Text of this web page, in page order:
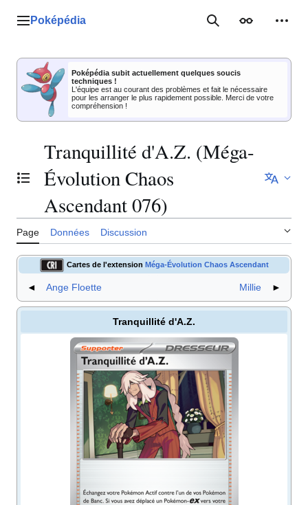
Menu principal
Poképédia RechercherApparence
Poképédia subit actuellement quelques soucis
techniques !
L'équipe est au courant des problèmes et fait le nécessaire
pour les arranger le plus rapidement possible. Merci de votre
compréhension !
Basculer la table des matières
Tranquillité d'A.Z. (Méga-
Évolution Chaos
Ascendant 076)
Page Données Discussion
Cartes de l'extension Méga-Évolution Chaos Ascendant
◄ Ange Floette Millie ►
Tranquillité d'A.Z.